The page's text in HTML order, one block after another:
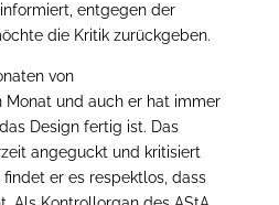
entgegen der
die Kritik zurückgeben.
von
und auch er hat immer
Design fertig ist. Das
angeguckt und kritisiert
er es respektlos, dass